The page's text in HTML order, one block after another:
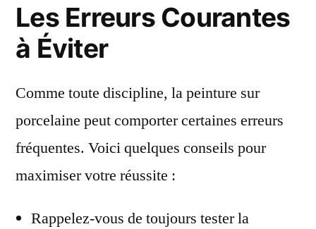
Les Erreurs Courantes
à Éviter
Comme toute discipline, la peinture sur
porcelaine peut comporter certaines erreurs
fréquentes. Voici quelques conseils pour
maximiser votre réussite :
Rappelez-vous de toujours tester la